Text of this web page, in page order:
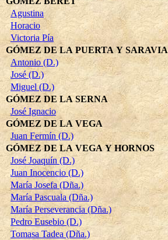
Agustina
Horacio
Victoria Pía
GÓMEZ DE LA PUERTA Y SARAVIA
Antonio (D.)
José (D.)
Miguel (D.)
GÓMEZ DE LA SERNA
José Ignacio
GÓMEZ DE LA VEGA
Juan Fermín (D.)
GÓMEZ DE LA VEGA Y HORNOS
José Joaquín (D.)
Juan Inocencio (D.)
María Josefa (Dña.)
María Pascuala (Dña.)
María Perseverancia (Dña.)
Pedro Eusebio (D.)
Tomasa Tadea (Dña.)